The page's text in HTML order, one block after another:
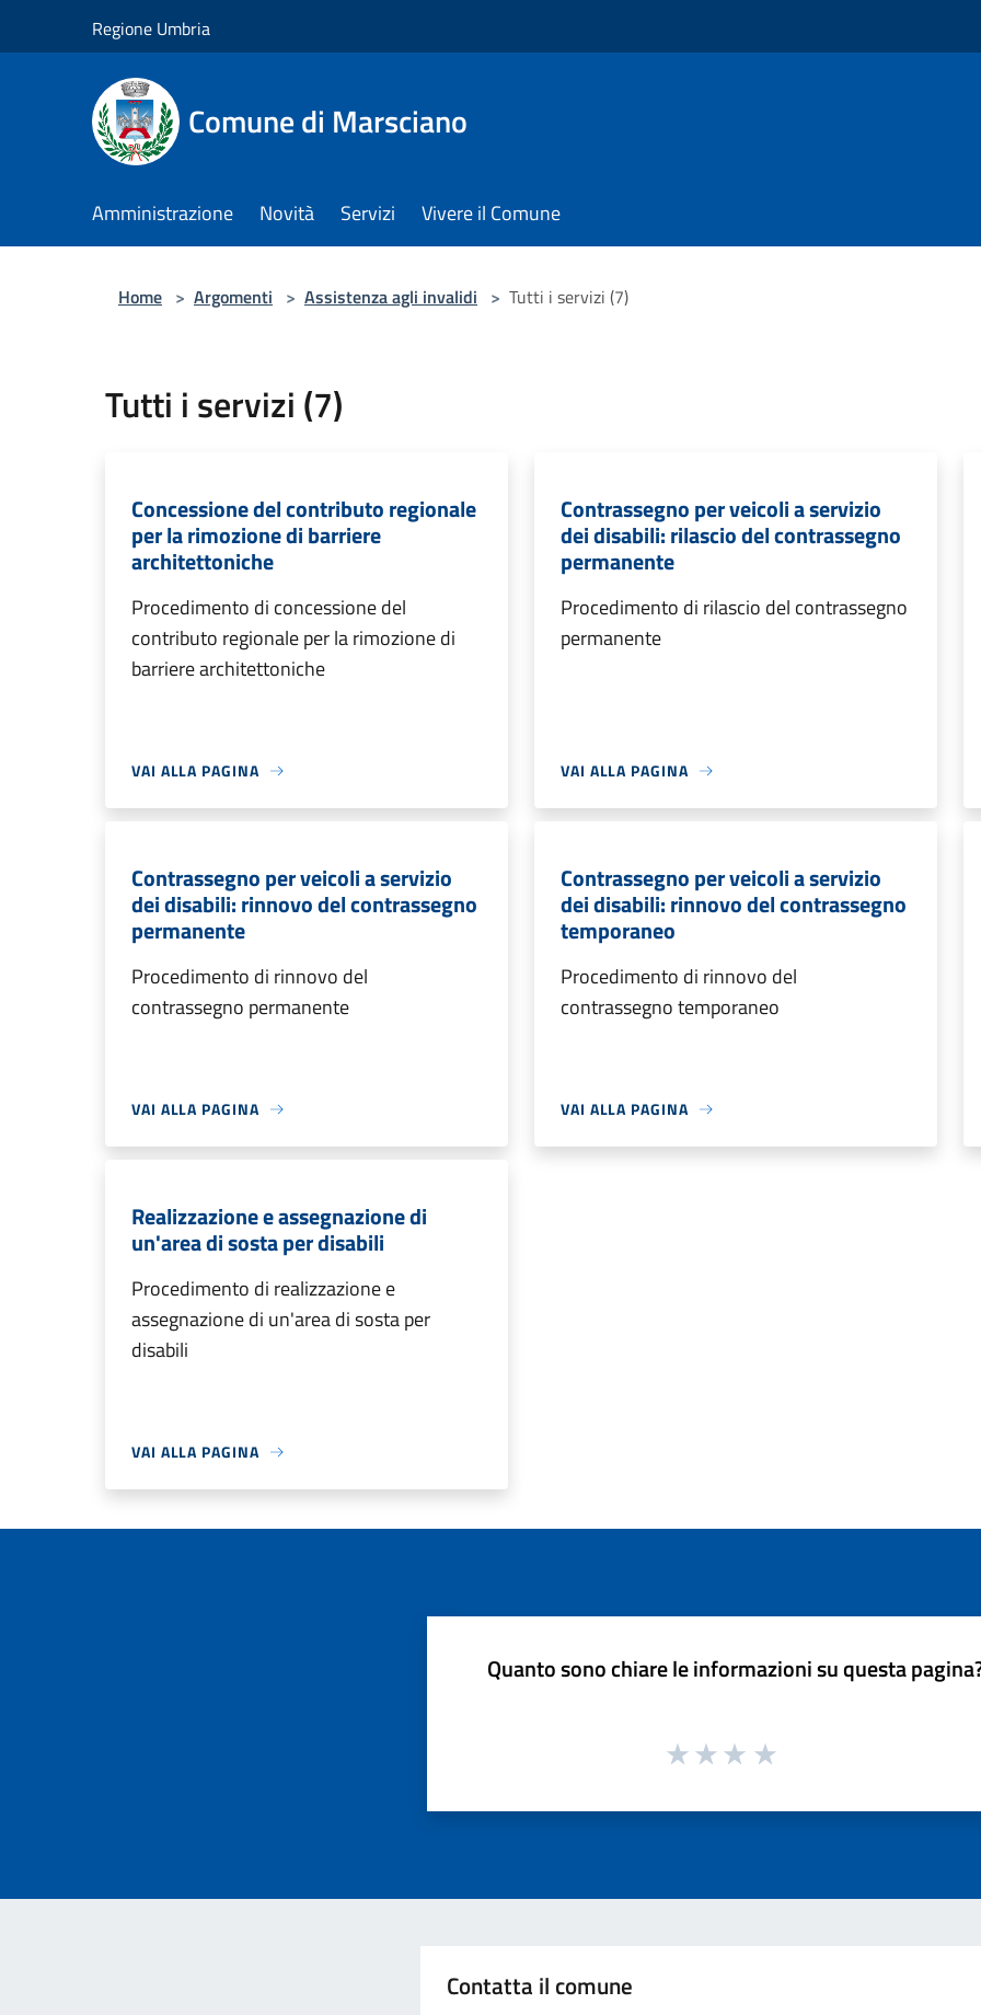
Regione Umbria
Comune di Marsciano
Amministrazione Novità Servizi Vivere il Comune
Home > Argomenti > Assistenza agli invalidi > Tutti i servizi (7)
Tutti i servizi (7)
Concessione del contributo regionale
per la rimozione di barriere
architettoniche
Procedimento di concessione del
contributo regionale per la rimozione di
barriere architettoniche
VAI ALLA PAGINA
Contrassegno per veicoli a servizio
dei disabili: rilascio del contrassegno
permanente
Procedimento di rilascio del contrassegno
permanente
VAI ALLA PAGINA
Contrassegno per veicoli a servizio
dei disabili: rinnovo del contrassegno
permanente
Procedimento di rinnovo del
contrassegno permanente
VAI ALLA PAGINA
Contrassegno per veicoli a servizio
dei disabili: rinnovo del contrassegno
temporaneo
Procedimento di rinnovo del
contrassegno temporaneo
VAI ALLA PAGINA
Realizzazione e assegnazione di
un'area di sosta per disabili
Procedimento di realizzazione e
assegnazione di un'area di sosta per
disabili
VAI ALLA PAGINA
Quanto sono chiare le informazioni su questa
Contatta il comune